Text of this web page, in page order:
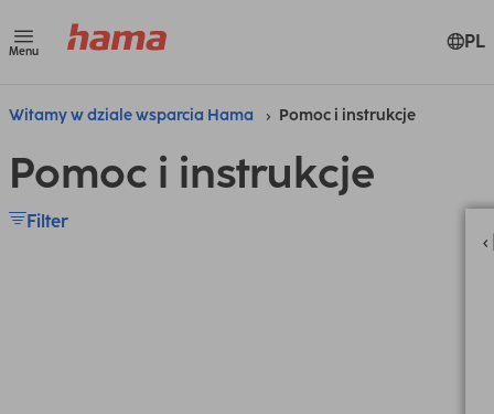
Menu PL
Witamy w dziale wsparcia Hama Pomoc i instrukcje
Pomoc i instrukcje
Filter